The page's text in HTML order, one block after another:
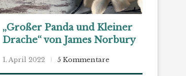
„Großer Panda und Kleiner
Drache“ von James Norbury
1. April 2022 5 Kommentare